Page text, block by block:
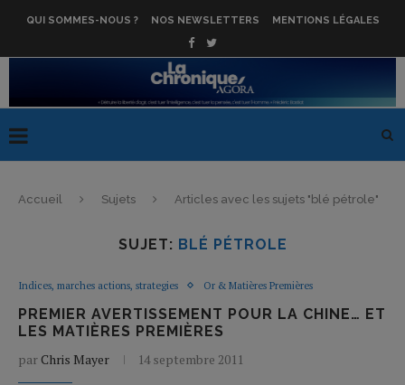
QUI SOMMES-NOUS ? NOS NEWSLETTERS MENTIONS LÉGALES
Accueil Sujets Articles avec les sujets "blé pétrole"
SUJET: BLÉ PÉTROLE
Indices, marches actions, strategies Or & Matières Premières
PREMIER AVERTISSEMENT POUR LA CHINE… ET
LES MATIÈRES PREMIÈRES
parChris Mayer 14 septembre 2011